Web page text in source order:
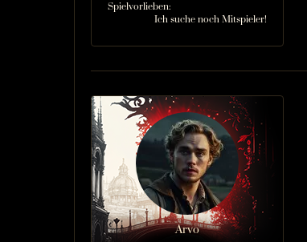
Spielvorlieben
Ich suche noch Mitspieler!
Arvo